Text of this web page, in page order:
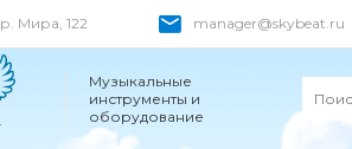
Мира, 122 manager@skybeat.ru
Музыкальные
инструменты и
оборудование